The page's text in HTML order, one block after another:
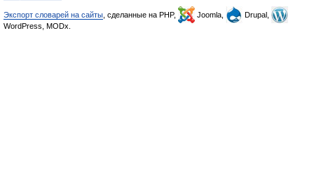
Экспорт словарей на сайты , сделанные на PHP, Joomla,
Drupal,
WordPress, MODx.